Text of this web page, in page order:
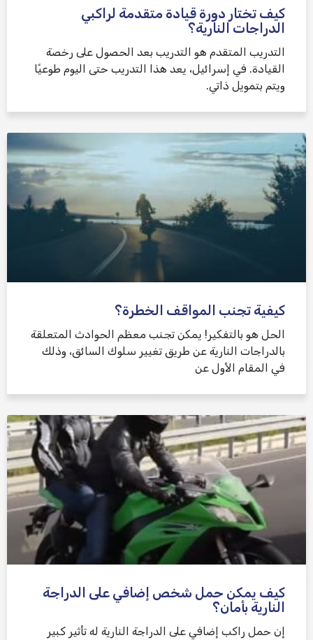
كيف تختار دورة قيادة متقدمة لراكبي
الدراجات النارية؟
التدريب المتقدم هو التدريب بعد الحصول على رخصة
القيادة. في إسرائيل، يعد هذا التدريب حتى اليوم طوعيًا
ويتم بتمويل ذاتي.
كيفية تجنب المواقف الخطرة؟
الحل هو بالتفكير! يمكن تجنب معظم الحوادث المتعلقة
بالدراجات النارية عن طريق تغيير سلوك السائق، وذلك
في المقام الأول عن
كيف يمكن حمل شخص إضافي على الدراجة
النارية بأمان؟
إن حمل راكب إضافي على الدراجة النارية له تأثير كبير